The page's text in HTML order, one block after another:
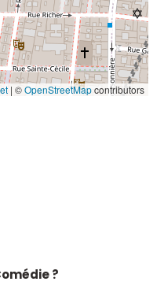
| ©OpenStreetMapcontributors
?